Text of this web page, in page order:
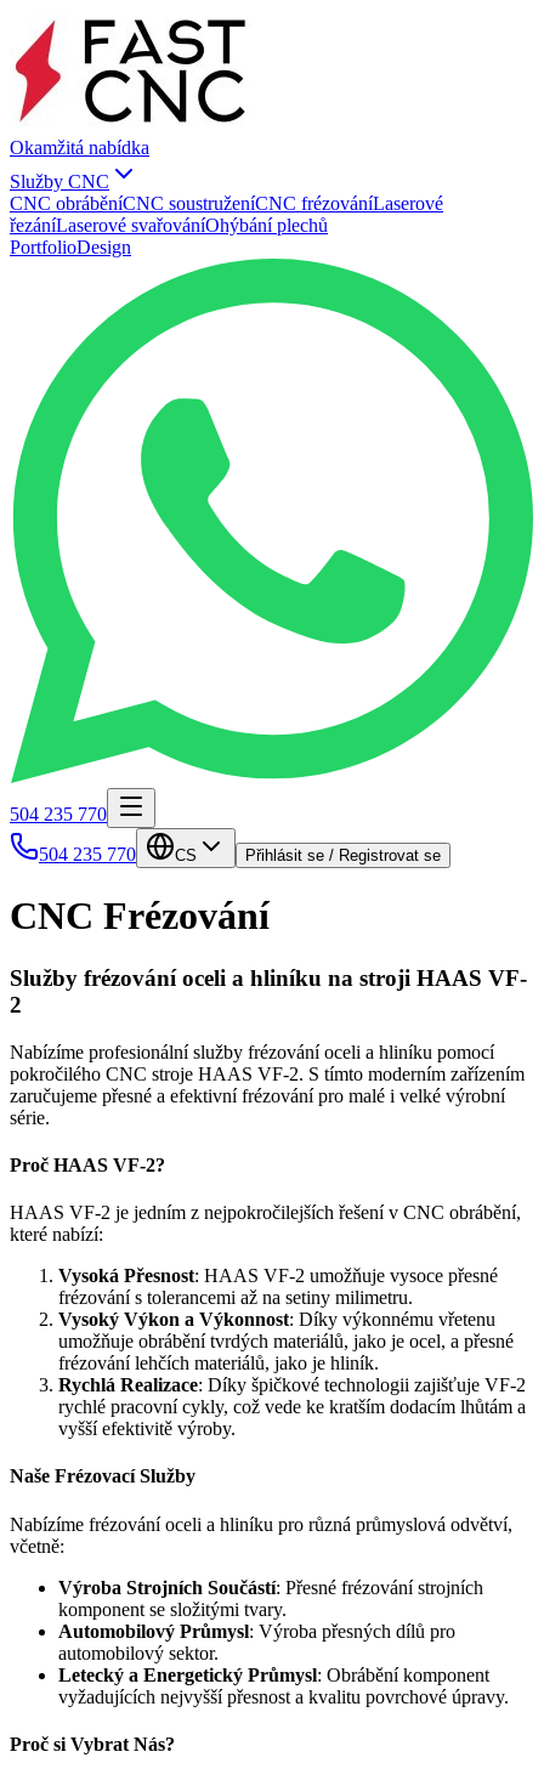
Okamžitá nabídka
Služby CNC
CNC obráběníCNC soustruženíCNC frézováníLaserové
řezáníLaserové svařováníOhýbání plechů
PortfolioDesign
504 235 770
504 235 770
CS Přihlásit se / Registrovat se
CNC Frézování
Služby frézování oceli a hliníku na stroji HAAS VF-
2
Nabízíme profesionální služby frézování oceli a hliníku pomocí
pokročilého CNC stroje HAAS VF-2. S tímto moderním zařízením
zaručujeme přesné a efektivní frézování pro malé i velké výrobní
série.
Proč HAAS VF-2?
HAAS VF-2 je jedním z nejpokročilejších řešení v CNC obrábění,
které nabízí:
Vysoká Přesnost: HAAS VF-2 umožňuje vysoce přesné
frézování s tolerancemi až na setiny milimetru.
Vysoký Výkon a Výkonnost: Díky výkonnému vřetenu
umožňuje obrábění tvrdých materiálů, jako je ocel, a přesné
frézování lehčích materiálů, jako je hliník.
Rychlá Realizace: Díky špičkové technologii zajišťuje VF-2
rychlé pracovní cykly, což vede ke kratším dodacím lhůtám a
vyšší efektivitě výroby.
Naše Frézovací Služby
Nabízíme frézování oceli a hliníku pro různá průmyslová odvětví,
včetně:
Výroba Strojních Součástí: Přesné frézování strojních
komponent se složitými tvary.
Automobilový Průmysl: Výroba přesných dílů pro
automobilový sektor.
Letecký a Energetický Průmysl: Obrábění komponent
vyžadujících nejvyšší přesnost a kvalitu povrchové úpravy.
Proč si Vybrat Nás?